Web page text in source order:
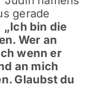
gerade
„Ich bin die
Wer an
wenn er
an mich
Glaubst du